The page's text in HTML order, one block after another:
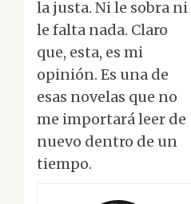
la justa. Ni le sobra ni
le falta nada. Claro
que, esta, es mi
opinión. Es una de
esas novelas que no
me importará leer de
nuevo dentro de un
tiempo.